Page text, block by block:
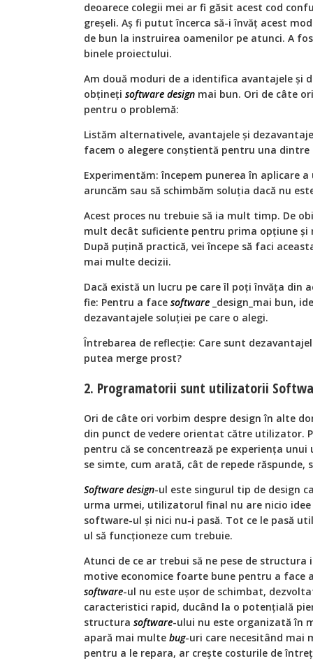
deoarece colegii mei ar fi găsit acest cod
greșeli. Aș fi putut încerca să-i învăț acest
de bun la instruirea oamenilor pe atunci. A
binele proiectului.
Am două moduri de a identifica avantajele și
obțineți software design mai bun. Ori de câte
pentru o problemă:
Listăm alternativele, avantajele și
facem o alegere conștientă pentru una dintre
Experimentăm: începem punerea în aplicare
aruncăm sau să schimbăm soluția dacă nu
Acest proces nu trebuie să ia mult timp. De
mult decât suficiente pentru prima opțiune și
După puțină practică, vei începe să faci
mai multe decizii.
Dacă există un lucru pe care îl poți învăța din
fie: Pentru a face software _design_mai bun,
dezavantajele soluției pe care o alegi.
Întrebarea de reflecție: Care sunt
putea merge prost?
2. Programatorii sunt utilizatorii
Ori de câte ori vorbim despre design în alte
din punct de vedere orientat către utilizator.
pentru că se concentrează pe experiența
se simte, cum arată, cât de repede răspunde,
Software design-ul este singurul tip de design
urma urmei, utilizatorul final nu are nicio
software-ul și nici nu-i pasă. Tot ce le pasă
ul să funcționeze cum trebuie.
Atunci de ce ar trebui să ne pese de
motive economice foarte bune pentru a face
software-ul nu este ușor de schimbat,
caracteristici rapid, ducând la o potențială
structura software-ului nu este organizată în
apară mai multe bug-uri care necesitând mai
pentru a le repara, ar crește costurile de